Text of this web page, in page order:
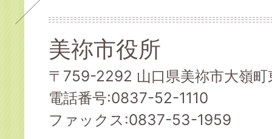
美祢市役所
〒759-2292 山口県美祢市大嶺
電話番号:0837-52-1110
ファックス:0837-53-1959